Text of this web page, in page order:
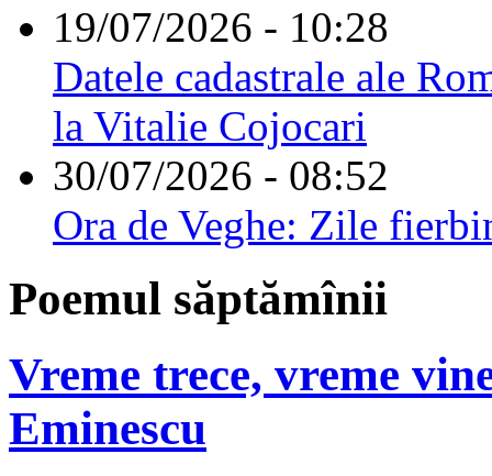
19/07/2026 - 10:28
Datele cadastrale ale
la Vitalie Cojocari
30/07/2026 - 08:52
Ora de Veghe: Zile
Poemul săptămînii
Vreme trece, vreme
Eminescu